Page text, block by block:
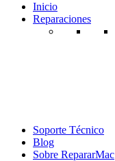
Inicio
Reparaciones
Soporte Técnico
Blog
Sobre RepararMac